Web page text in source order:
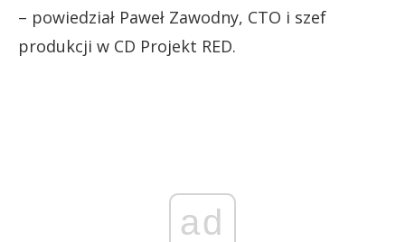
– powiedział Paweł Zawodny, CTO i szef
produkcji w CD Projekt RED.
ad